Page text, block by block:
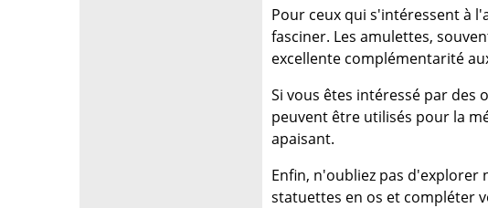
Pour ceux qui s'intéressent à
fasciner. Les amulettes,
excellente complémentarité
Si vous êtes intéressé par
peuvent être utilisés pour la
apaisant.
Enfin, n'oubliez pas d'explorer
statuettes en os et compléter